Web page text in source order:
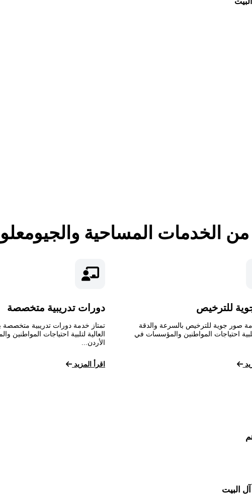
الخدمات المساحية
للترخيص
صور جوية للترخيص بالسرعة والدقة
لتلبية احتياجات المواطنين والمؤسسات في
دورات تدريبية متخصصة
تمتاز خدمة دورات تدريبية متخصصة
العالية لتلبية احتياجات المواطنين
الأردن...
اقرأ المزيد
البيت